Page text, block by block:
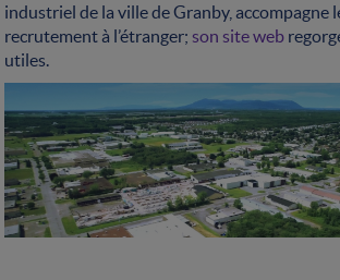
industriel de la ville de Granby, accompagne
recrutement à l’étranger; son site web
utiles.